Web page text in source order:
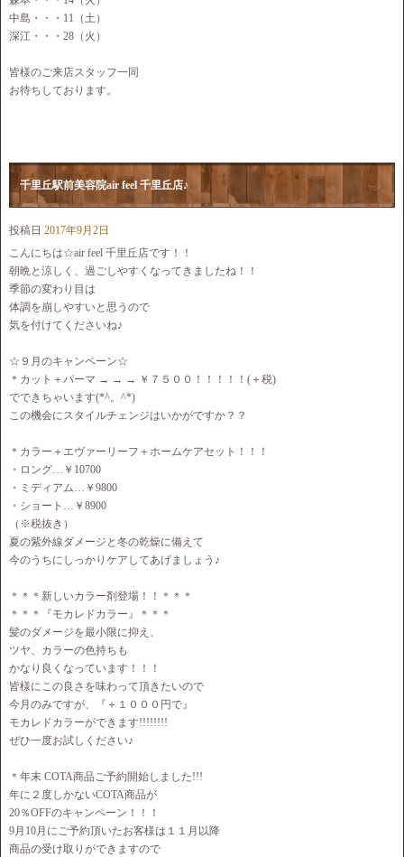
中島・・・11（土）
深江・・・28（火）
皆様のご来店スタッフ一同
お待ちしております。
千里丘駅前美容院air feel 千里丘店♪
投稿日 2017年9月2日
こんにちは☆air feel 千里丘店です！！
朝晩と涼しく、過ごしやすくなってきましたね！！
季節の変わり目は
体調を崩しやすいと思うので
気を付けてくださいね♪
☆９月のキャンペーン☆
＊カット＋パーマ → → → ￥７５００！！！！！(＋税)
でできちゃいます(*^。^*)
この機会にスタイルチェンジはいかがですか？？
＊カラー＋エヴァーリーフ＋ホームケアセット！！！
・ロング…￥10700
・ミディアム…￥9800
・ショート…￥8900
（※税抜き）
夏の紫外線ダメージと冬の乾燥に備えて
今のうちにしっかりケアしてあげましょう♪
＊＊＊新しいカラー剤登場！！＊＊＊
＊＊＊『モカレドカラー』＊＊＊
髪のダメージを最小限に抑え、
ツヤ、カラーの色持ちも
かなり良くなっています！！！
皆様にこの良さを味わって頂きたいので
今月のみですが、『＋１０００円で』
モカレドカラーができます!!!!!!!!
ぜひ一度お試しください♪
＊年末 COTA商品ご予約開始しました!!!
年に２度しかないCOTA商品が
20％OFFのキャンペーン！！！
9月10月にご予約頂いたお客様は１１月以降
商品の受け取りができますので